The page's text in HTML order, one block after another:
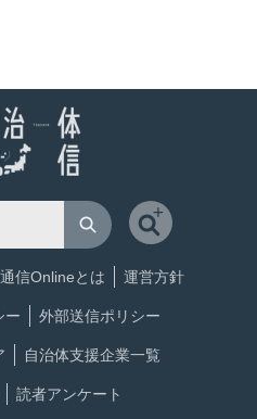
信Onlineとは 運営方針
ー 外部送信ポリシー
自治体支援企業一覧
読者アンケート